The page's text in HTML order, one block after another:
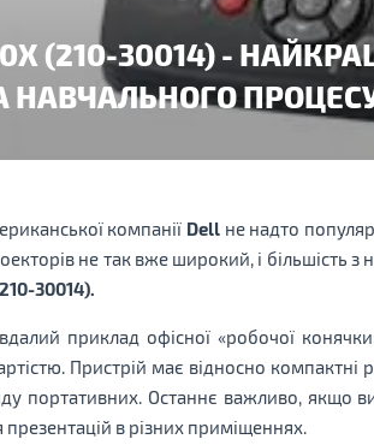
(210-30014) -
НАВЧАЛЬНОГО
компанії Dellне надто
не так вже широкий, і більшість з
30014).
приклад офісної «робочої
Пристрій має відносно
портативних. Останнє важливо, якщо
в різних приміщеннях.